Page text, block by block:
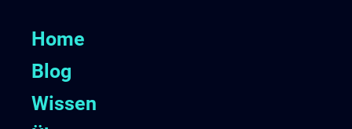
Home
Blog
Wissen